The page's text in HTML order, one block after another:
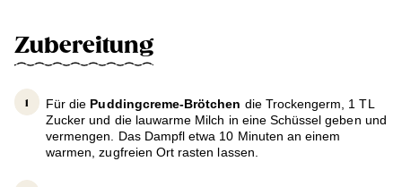
Zubereitung
Für die Puddingcreme-Brötchen die Trockengerm, 1 TL
Zucker und die lauwarme Milch in eine Schüssel geben und
vermengen. Das Dampfl etwa 10 Minuten an einem
warmen, zugfreien Ort rasten lassen.